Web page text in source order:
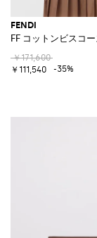
FENDI
FF コットンビスコ
￥171,600
￥111,540
-35%